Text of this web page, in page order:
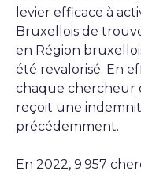
levier efficace à
Bruxellois de
en Région
été revalorisé. En
chaque chercheur
reçoit une
précédemment.
En 2022, 9.957